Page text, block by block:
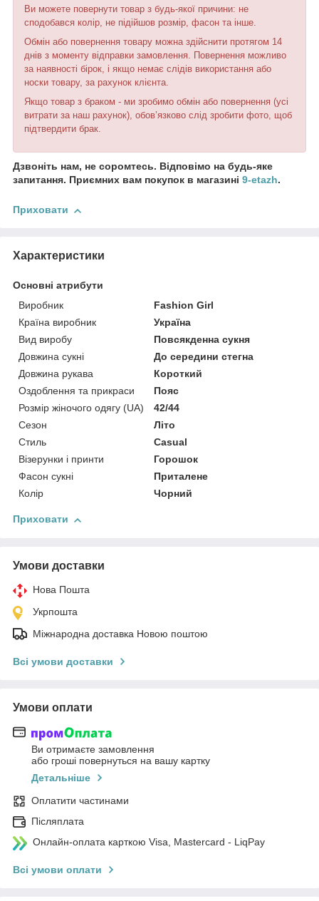
Ви можете повернути товар з будь-якої причини: не
сподобався колір, не підійшов розмір, фасон та інше.
Обмін або повернення товару можна здійснити протягом 14
днів з моменту відправки замовлення. Повернення можливо
за наявності бірок, і якщо немає слідів використання або
носки товару, за рахунок клієнта.
Якщо товар з браком - ми зробимо обмін або повернення (усі
витрати за наш рахунок), обов’язково слід зробити фото, щоб
підтвердити брак.
Дзвоніть нам, не соромтесь. Відповімо на будь-яке
запитання. Приємних вам покупок в магазині 9-etazh.
Приховати
Характеристики
Основні атрибути
Виробник
Fashion Girl
Країна виробник
Україна
Вид виробу
Повсякденна сукня
Довжина сукні
До середини стегна
Довжина рукава
Короткий
Оздоблення та прикраси
Пояс
Розмір жіночого одягу (UA)
42/44
Сезон
Літо
Стиль
Casual
Візерунки і принти
Горошок
Фасон сукні
Приталене
Колір
Чорний
Приховати
Умови доставки
Нова Пошта
Укрпошта
Міжнародна доставка Новою поштою
Всі умови доставки
Умови оплати
Ви отримаєте замовлення
або гроші повернуться на вашу картку
Детальніше
Оплатити частинами
Післяплата
Онлайн-оплата карткою Visa, Mastercard - LiqPay
Всі умови оплати